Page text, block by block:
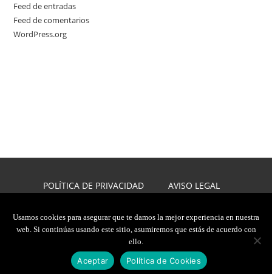
Feed de entradas
Feed de comentarios
WordPress.org
POLÍTICA DE PRIVACIDAD
AVISO LEGAL
2026, JAVIER CARMONA
TODOS LOS DERECHOS RESERVADOS
Usamos cookies para asegurar que te damos la mejor experiencia en nuestra
web. Si continúas usando este sitio, asumiremos que estás de acuerdo con
ello.
Aceptar Política de Cookies